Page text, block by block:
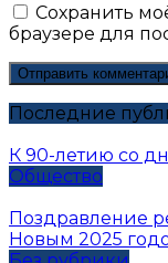
Сохранить
браузере для
Последние
К 90-летию со
Общество
Поздравление
Новым 2025